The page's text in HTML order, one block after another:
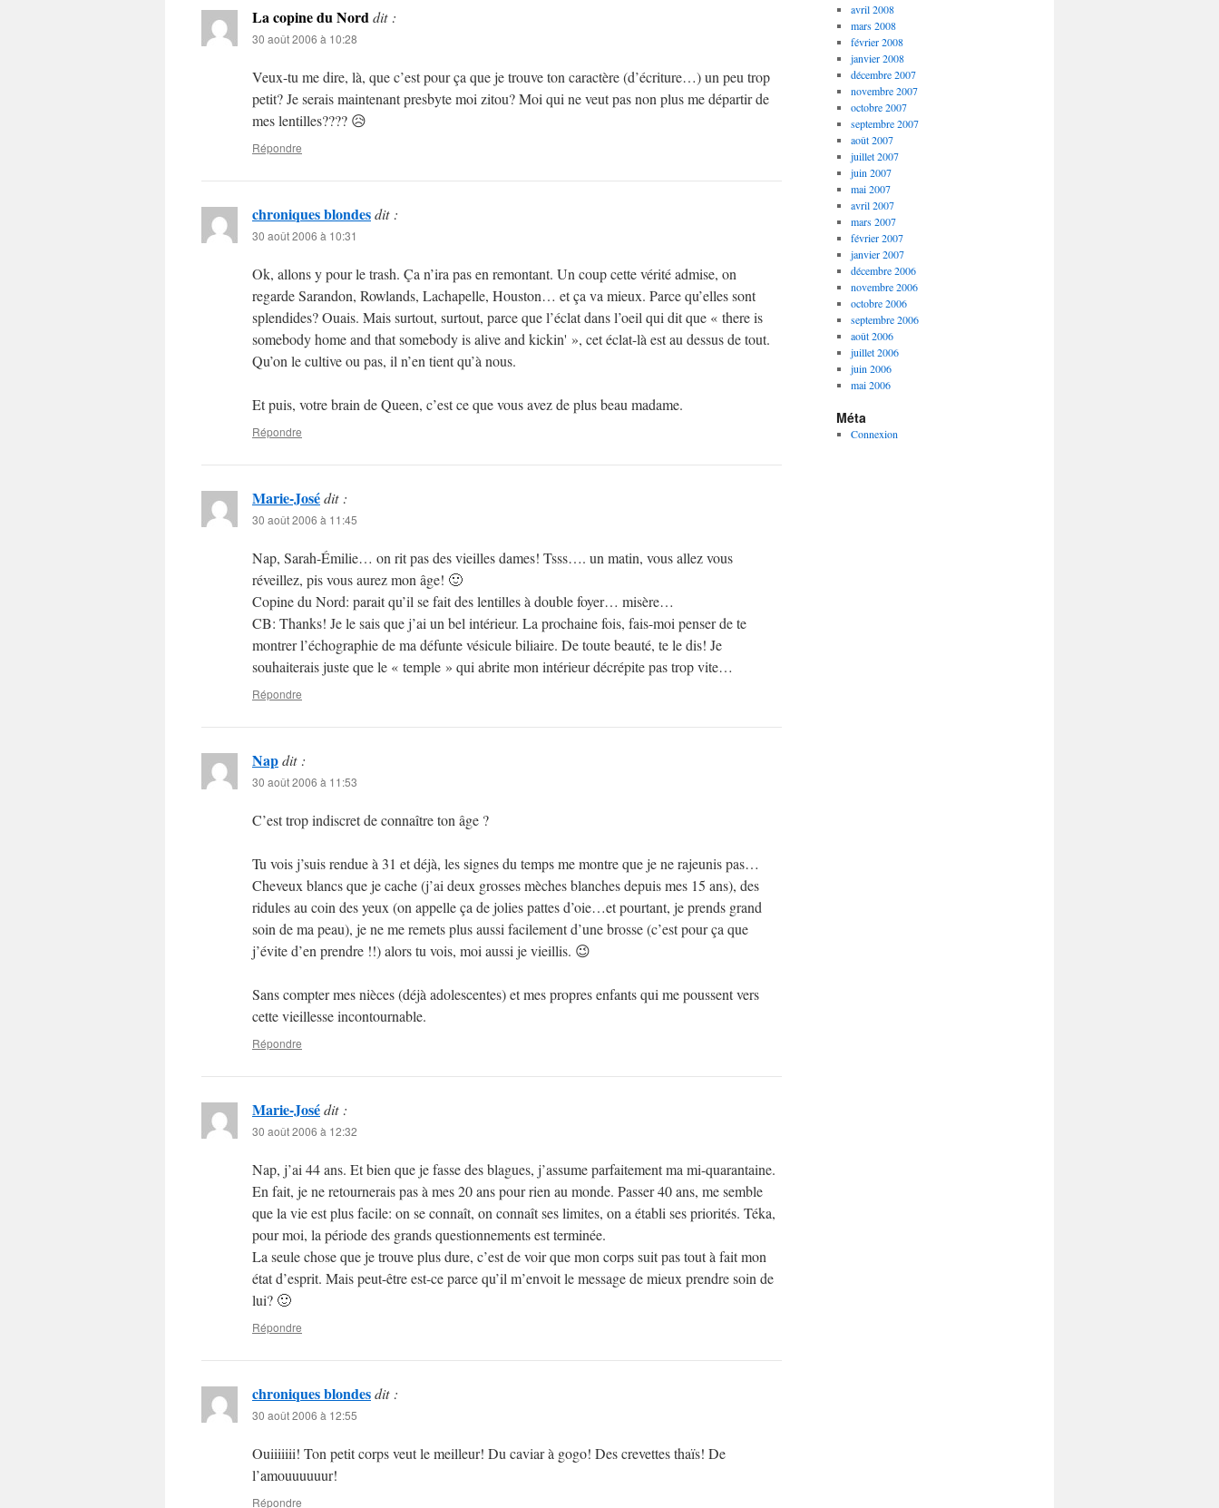
La copine du Norddit :
30 août 2006 à 10:28
Veux-tu me dire, là, que c’est pour ça que je trouve ton caractère (d’écriture…) un peu trop
petit? Je serais maintenant presbyte moi zitou? Moi qui ne veut pas non plus me départir de
mes lentilles???? 😥
Répondre
chroniques blondesdit :
30 août 2006 à 10:31
Ok, allons y pour le trash. Ça n’ira pas en remontant. Un coup cette vérité admise, on
regarde Sarandon, Rowlands, Lachapelle, Houston… et ça va mieux. Parce qu’elles sont
splendides? Ouais. Mais surtout, surtout, parce que l’éclat dans l’oeil qui dit que « there is
somebody home and that somebody is alive and kickin' », cet éclat-là est au dessus de tout.
Qu’on le cultive ou pas, il n’en tient qu’à nous.
Et puis, votre brain de Queen, c’est ce que vous avez de plus beau madame.
Répondre
Marie-Josédit :
30 août 2006 à 11:45
Nap, Sarah-Émilie… on rit pas des vieilles dames! Tsss…. un matin, vous allez vous
réveillez, pis vous aurez mon âge! 🙂
Copine du Nord: parait qu’il se fait des lentilles à double foyer… misère…
CB: Thanks! Je le sais que j’ai un bel intérieur. La prochaine fois, fais-moi penser de te
montrer l’échographie de ma défunte vésicule biliaire. De toute beauté, te le dis! Je
souhaiterais juste que le « temple » qui abrite mon intérieur décrépite pas trop vite…
Répondre
Napdit :
30 août 2006 à 11:53
C’est trop indiscret de connaître ton âge ?
Tu vois j’suis rendue à 31 et déjà, les signes du temps me montre que je ne rajeunis pas…
Cheveux blancs que je cache (j’ai deux grosses mèches blanches depuis mes 15 ans), des
ridules au coin des yeux (on appelle ça de jolies pattes d’oie…et pourtant, je prends grand
soin de ma peau), je ne me remets plus aussi facilement d’une brosse (c’est pour ça que
j’évite d’en prendre !!) alors tu vois, moi aussi je vieillis. 😉
Sans compter mes nièces (déjà adolescentes) et mes propres enfants qui me poussent vers
cette vieillesse incontournable.
Répondre
Marie-Josédit :
30 août 2006 à 12:32
Nap, j’ai 44 ans. Et bien que je fasse des blagues, j’assume parfaitement ma mi-quarantaine.
En fait, je ne retournerais pas à mes 20 ans pour rien au monde. Passer 40 ans, me semble
que la vie est plus facile: on se connaît, on connaît ses limites, on a établi ses priorités. Téka,
pour moi, la période des grands questionnements est terminée.
La seule chose que je trouve plus dure, c’est de voir que mon corps suit pas tout à fait mon
état d’esprit. Mais peut-être est-ce parce qu’il m’envoit le message de mieux prendre soin de
lui? 🙂
Répondre
chroniques blondesdit :
30 août 2006 à 12:55
Ouiiiiiii! Ton petit corps veut le meilleur! Du caviar à gogo! Des crevettes thaïs! De
l’amouuuuuur!
Répondre
avril 2008
mars 2008
février 2008
janvier 2008
décembre 2007
novembre 2007
octobre 2007
septembre 2007
août 2007
juillet 2007
juin 2007
mai 2007
avril 2007
mars 2007
février 2007
janvier 2007
décembre 2006
novembre 2006
octobre 2006
septembre 2006
août 2006
juillet 2006
juin 2006
mai 2006
Méta
Connexion